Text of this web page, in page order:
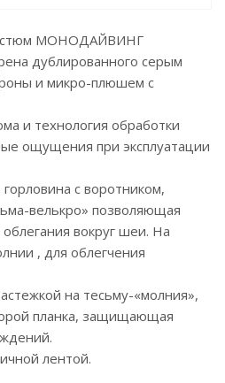
МОНОДАЙВИНГ
дублированного серым
и микро-плюшем с
и технология обработки
ощущения при эксплуатации
горловина с воротником,
велькро» позволяющая
вокруг шеи. На
, для облегчения
на тесьму-«молния»,
планка, защищающая
лентой.